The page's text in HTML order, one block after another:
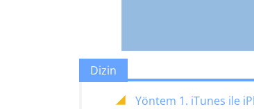
Dizin
Yöntem 1. iTunes ile